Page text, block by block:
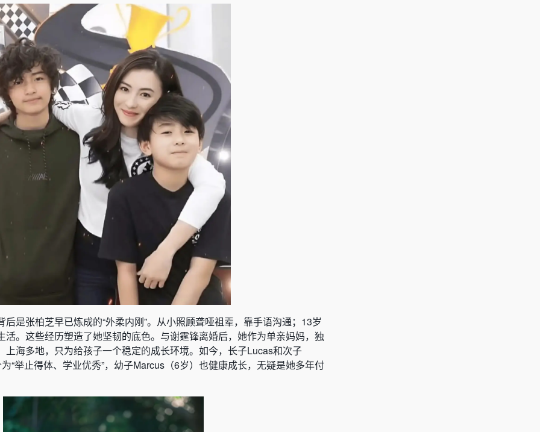
是张柏芝早已炼成的“外柔内刚”。从小照顾聋哑祖辈，靠手语沟通；13岁
活。这些经历塑造了她坚韧的底色。与谢霆锋离婚后，她作为单亲妈妈，独
上海多地，只为给孩子一个稳定的成长环境。如今，长子Lucas和次子
“举止得体、学业优秀”，幼子Marcus（6岁）也健康成长，无疑是她多年付